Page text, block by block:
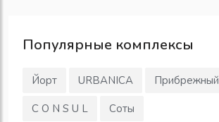
Популярные комплексы
Йорт URBANICA
Прибрежный
C O N S U L
Соты